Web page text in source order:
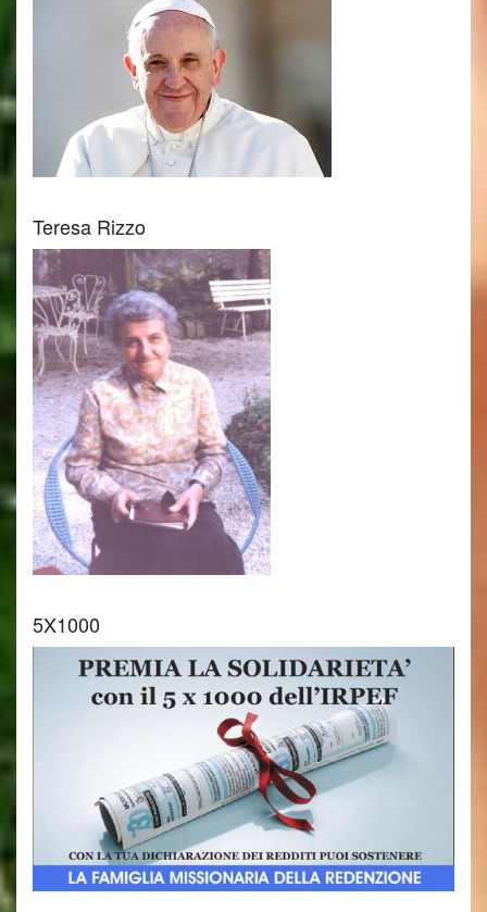
Teresa Rizzo
5X1000